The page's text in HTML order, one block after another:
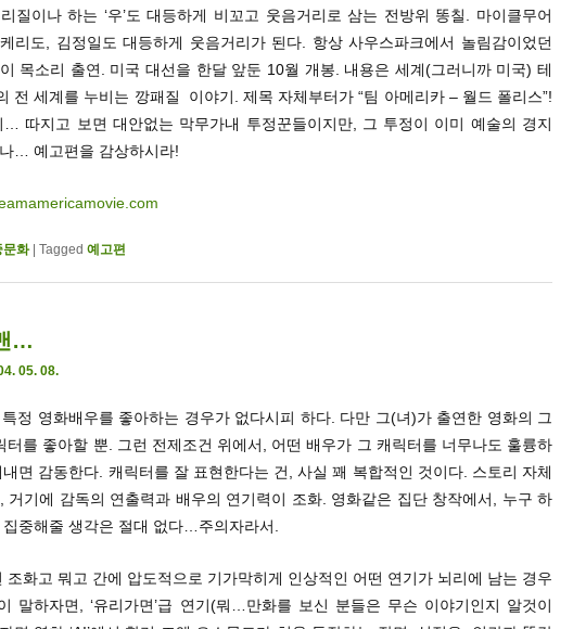
질이나 하는 ‘우’도 대등하게 비꼬고 웃음거리로 삼는 전방위 똥칠. 마이클무어
리도, 김정일도 대등하게 웃음거리가 된다. 항상 사우스파크에서 놀림감이었던
목소리 출연. 미국 대선을 한달 앞둔 10월 개봉. 내용은 세계(그러니까 미국) 테
전 세계를 누비는 깡패질 이야기. 제목 자체부터가 “팀 아메리카 – 월드 폴리스”!
… 따지고 보면 대안없는 막무가내 투정꾼들이지만, 그 투정이 이미 예술의 경지
… 예고편을 감상하시라!
문화 | Tagged 예고편
…
05. 08.
정 영화배우를 좋아하는 경우가 없다시피 하다. 다만 그(녀)가 출연한 영화의 그
터를 좋아할 뿐. 그런 전제조건 위에서, 어떤 배우가 그 캐릭터를 너무나도 훌륭하
면 감동한다. 캐릭터를 잘 표현한다는 건, 사실 꽤 복합적인 것이다. 스토리 자체
거기에 감독의 연출력과 배우의 연기력이 조화. 영화같은 집단 창작에서, 누구 하
중해줄 생각은 절대 없다…주의자라서.
조화고 뭐고 간에 압도적으로 기가막히게 인상적인 어떤 연기가 뇌리에 남는 경우
말하자면, ‘유리가면’급 연기(뭐…만화를 보신 분들은 무슨 이야기인지 알것이